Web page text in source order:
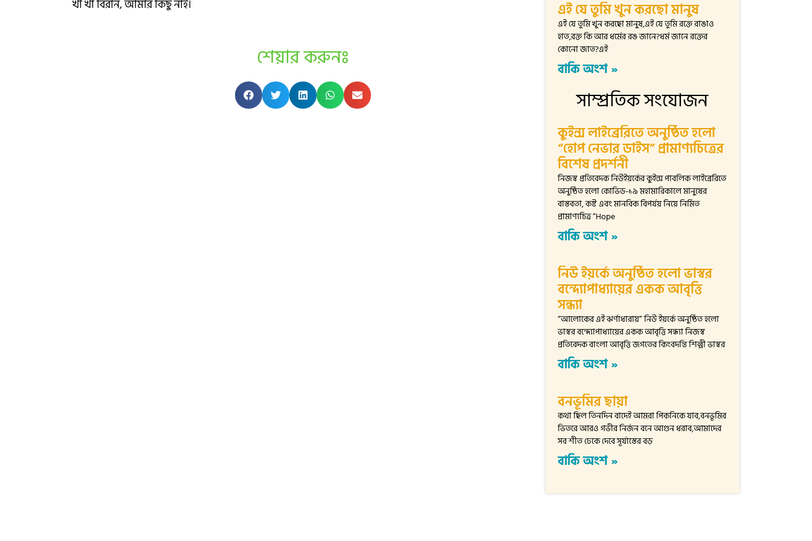
খাঁ খাঁ বিরান, আমার কিছু নাই।
শেয়ার করুনঃ
এই যে তুমি খুন করছো মানুষ
এই যে তুমি খুন করছো মানুষ,এই যে তুমি রক্তে রাঙাও
হাত,রক্ত কি আর ধর্মের রঙ জানে?ধর্ম জানে রক্তের
কোনো জাত?এই
বাকি অংশ »
সাম্প্রতিক সংযোজন
কুইন্স লাইব্রেরিতে অনুষ্ঠিত হলো
“হোপ নেভার ডাইস” প্রামাণ্যচিত্রের
বিশেষ প্রদর্শনী
নিজস্ব প্রতিবেদক নিউইয়র্কের কুইন্স পাবলিক লাইব্রেরিতে
অনুষ্ঠিত হলো কোভিড-১৯ মহামারিকালে মানুষের
বাস্তবতা, কষ্ট এবং মানবিক বিপর্যয় নিয়ে নির্মিত
প্রামাণ্যচিত্র “Hope
বাকি অংশ »
নিউ ইয়র্কে অনুষ্ঠিত হলো ভাস্বর
বন্দ্যোপাধ্যায়ের একক আবৃত্তি
সন্ধ্যা
“আলোকের এই ঝর্ণাধারায়” নিউ ইয়র্কে অনুষ্ঠিত হলো
ভাস্বর বন্দ্যোপাধ্যায়ের একক আবৃত্তি সন্ধ্যা নিজস্ব
প্রতিবেদক বাংলা আবৃত্তি জগতের কিংবদন্তি শিল্পী ভাস্বর
বাকি অংশ »
বনভূমির ছায়া
কথা ছিল তিনদিন বাদেই আমরা পিকনিকে যাব,বনভূমির
ভিতরে আরও গভীর নির্জন বনে আগুন ধরাব,আমাদের
সব শীত ঢেকে দেবে সূর্যাস্তের বড়
বাকি অংশ »